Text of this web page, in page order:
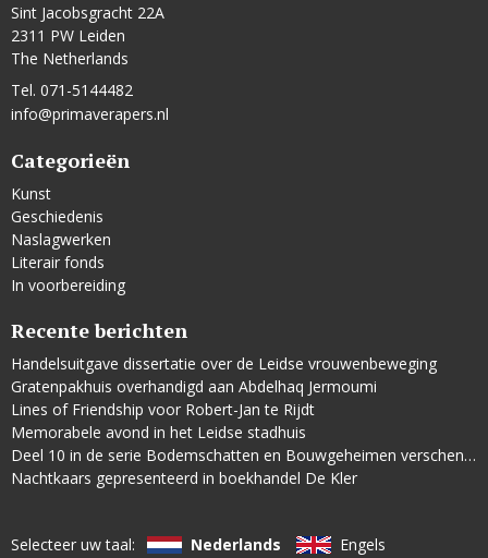
Sint Jacobsgracht 22A
2311 PW Leiden
The Netherlands
Tel. 071-5144482
info@primaverapers.nl
Categorieën
Kunst
Geschiedenis
Naslagwerken
Literair fonds
In voorbereiding
Recente berichten
Handelsuitgave dissertatie over de Leidse vrouwenbeweging
Gratenpakhuis overhandigd aan Abdelhaq Jermoumi
Lines of Friendship voor Robert-Jan te Rijdt
Memorabele avond in het Leidse stadhuis
Deel 10 in de serie Bodemschatten en Bouwgeheimen verschenen
Nachtkaars gepresenteerd in boekhandel De Kler
Selecteer uw taal: Nederlands Engels